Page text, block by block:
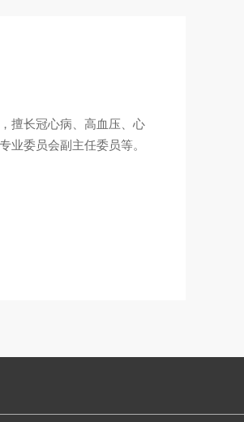
擅长冠心病、高血压、心
业委员会副主任委员等。